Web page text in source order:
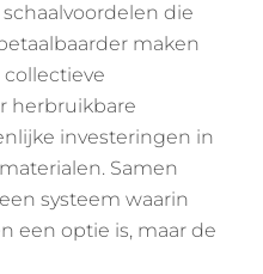
die
maken
herbruikbare
investeringen in
Samen
systeem waarin
een optie is, maar de